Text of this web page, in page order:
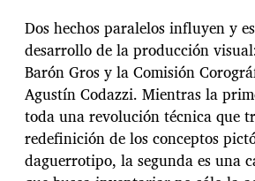
Dos hechos paralelos influyen y
desarrollo de la producción
Barón Gros y la Comisión
Agustín Codazzi. Mientras la
toda una revolución técnica que
redefinición de los conceptos
daguerrotipo, la segunda es una